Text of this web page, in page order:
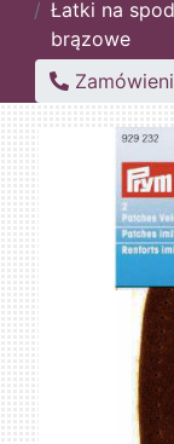
Łatki na
brązowe